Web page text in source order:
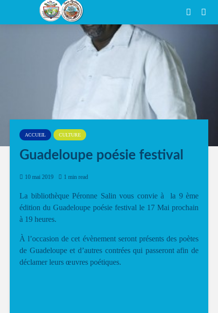
ACCUEIL CULTURE
Guadeloupe poésie festival
10 mai 2019 1 min read
La bibliothèque Péronne Salin vous convie à la 9 ème
édition du Guadeloupe poésie festival le 17 Mai prochain
à 19 heures.
À l’occasion de cet évènement seront présents des poètes
de Guadeloupe et d’autres contrées qui passeront afin de
déclamer leurs œuvres poétiques.